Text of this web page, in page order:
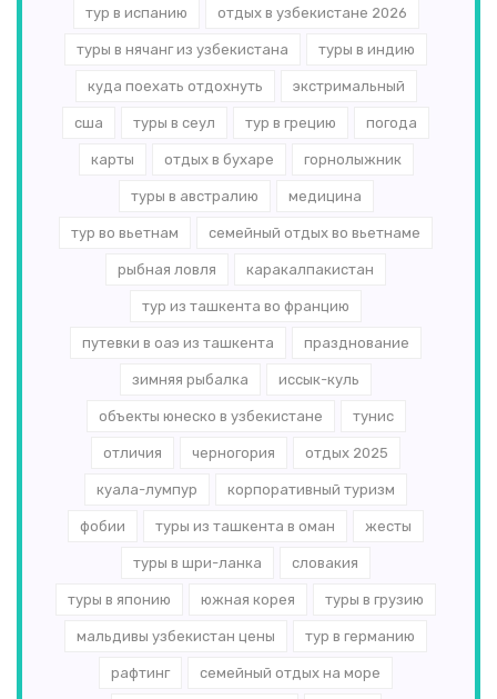
тур в испанию отдых в узбекистане 2026
туры в нячанг из узбекистана туры в индию
куда поехать отдохнуть экстримальный
сша туры в сеул тур в грецию погода
карты отдых в бухаре горнолыжник
туры в австралию медицина
тур во вьетнам семейный отдых во вьетнаме
рыбная ловля каракалпакистан
тур из ташкента во францию
путевки в оаэ из ташкента празднование
зимняя рыбалка иссык-куль
объекты юнеско в узбекистане тунис
отличия черногория отдых 2025
куала-лумпур корпоративный туризм
фобии туры из ташкента в оман жесты
туры в шри-ланка словакия
туры в японию южная корея туры в грузию
мальдивы узбекистан цены тур в германию
рафтинг семейный отдых на море